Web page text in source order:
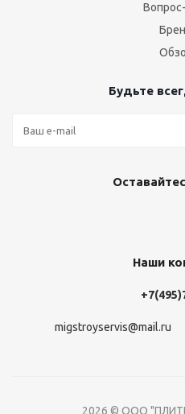
Будьте
Наши
migstroyservis@mail.ru
2026 © ООО